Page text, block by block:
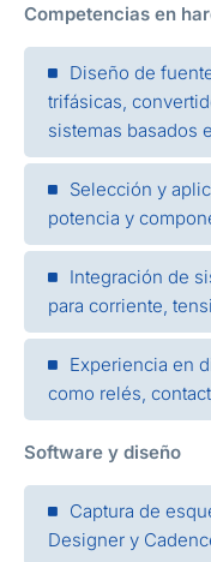
Competencias en
Diseño de
trifásicas,
sistemas basados
Selección y
potencia y
Integración de
para corriente,
Experiencia en
como relés,
Software y diseño
Captura de
Designer y